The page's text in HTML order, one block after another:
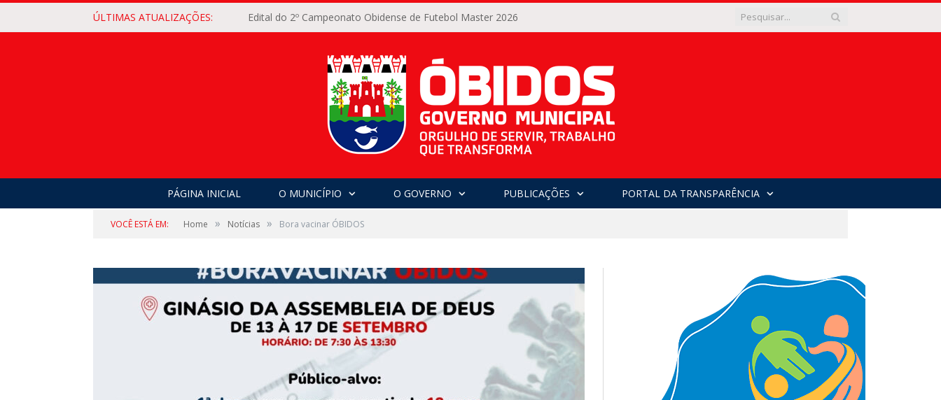
ÚLTIMAS ATUALIZAÇÕES: Edital do 2º Campeonato Obidense de Futebol Master 2026
PÁGINA INICIAL O MUNICÍPIO O GOVERNO PUBLICAÇÕES PORTAL DA TRANSPARÊNCIA
VOCÊ ESTÁ EM: Home » Notícias » Bora vacinar ÓBIDOS